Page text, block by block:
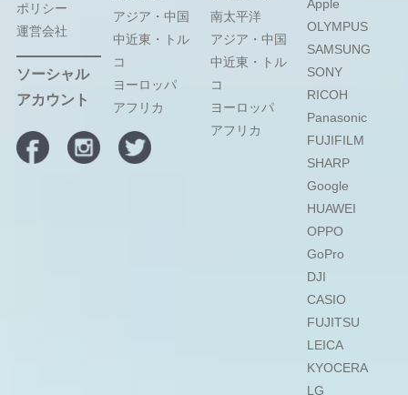
ポリシー
運営会社
ソーシャル
アカウント
アジア・中国
中近東・トル
コ
ヨーロッパ
アフリカ
南太平洋
アジア・中国
中近東・トル
コ
ヨーロッパ
アフリカ
Apple
OLYMPUS
SAMSUNG
SONY
RICOH
Panasonic
FUJIFILM
SHARP
Google
HUAWEI
OPPO
GoPro
DJI
CASIO
FUJITSU
LEICA
KYOCERA
LG